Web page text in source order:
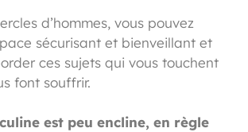
d’hommes, vous pouvez
sécurisant et bienveillant et
ces sujets qui vous touchent
font souffrir.
est peu encline, en règle